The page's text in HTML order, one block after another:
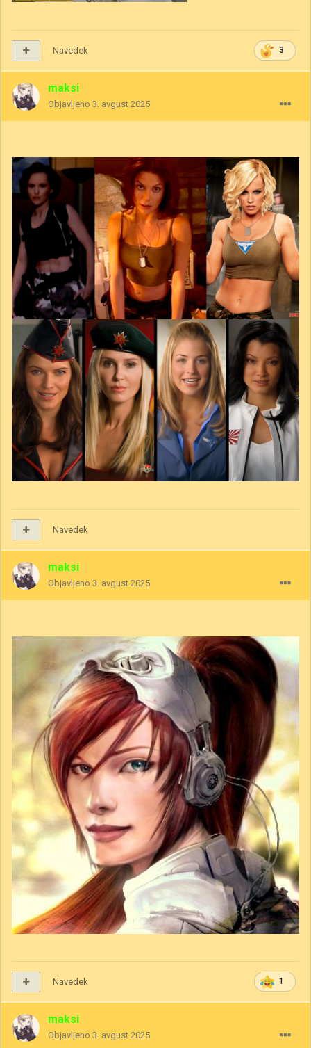
3
Navedek
maksi
Objavljeno 3. avgust 2025
Navedek
maksi
Objavljeno 3. avgust 2025
1
Navedek
maksi
Objavljeno 3. avgust 2025